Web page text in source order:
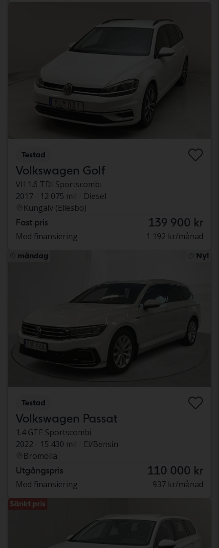
Testad
Volkswagen Golf
VII 1.6 TDI Sportscombi
2017
12 075 mil
Diesel
Kungälv (Ellesbo)
Fast pris 139 900 kr
Med finansiering 1 192 kr/månad
måndag Ny!
Testad
Volkswagen Passat
1.4 GTE Sportscombi
2022
15 430 mil
El/Bensin
Bromölla
Utgångspris 110 000 kr
Med finansiering 937 kr/månad
Sänkt pris